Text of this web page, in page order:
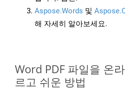
Aspose.Words 및
해 자세히 알아보세요.
Word PDF 파일을 온
르고 쉬운 방법